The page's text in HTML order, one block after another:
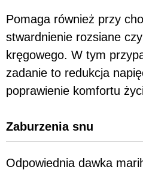
Pomaga również przy
stwardnienie rozsiane
kręgowego. W tym
zadanie to redukcja
poprawienie komfortu
Zaburzenia snu
Odpowiednia dawka